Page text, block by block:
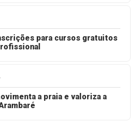
para cursos gratuitos
a praia e valoriza a